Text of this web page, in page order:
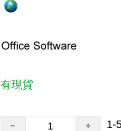
有現貨
1-